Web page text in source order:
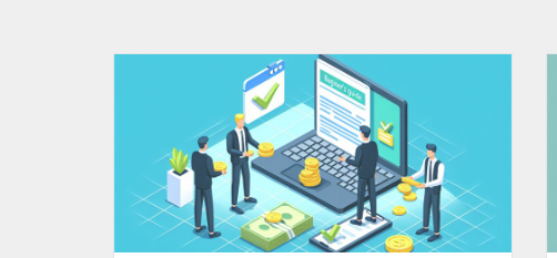
šetřit a investovat i s omezeným
rozpočtem.